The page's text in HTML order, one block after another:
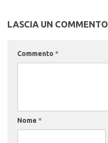
LASCIA UN COMMENTO
Commento *
Nome *